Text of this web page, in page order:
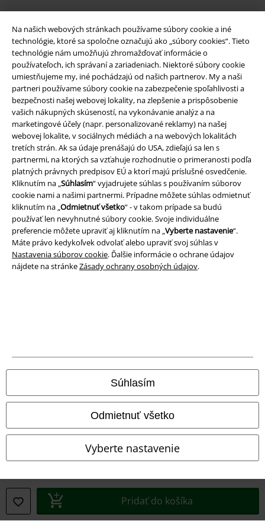
Na našich webových stránkach používame súbory cookie a iné
technológie, ktoré sa spoločne označujú ako „súbory cookies“. Tieto
technológie nám umožňujú zhromažďovať informácie o
používateľoch, ich správaní a zariadeniach. Niektoré súbory cookie
umiestňujeme my, iné pochádzajú od našich partnerov. My a naši
partneri používame súbory cookie na zabezpečenie spoľahlivosti a
bezpečnosti našej webovej lokality, na zlepšenie a prispôsobenie
vašich nákupných skúseností, na vykonávanie analýz a na
marketingové účely (napr. personalizované reklamy) na našej
webovej lokalite, v sociálnych médiách a na webových lokalitách
tretích strán. Ak sa údaje prenášajú do USA, zdieľajú sa len s
partnermi, na ktorých sa vzťahuje rozhodnutie o primeranosti podľa
platných právnych predpisov EÚ a ktorí majú príslušné osvedčenie.
Kliknutím na „Súhlasím“ vyjadrujete súhlas s používaním súborov
cookie nami a našimi partnermi. Prípadne môžete súhlas odmietnuť
kliknutím na „Odmietnuť všetko“ - v takom prípade sa budú
používať len nevyhnutné súbory cookie. Svoje individuálne
preferencie môžete upraviť aj kliknutím na „Vyberte nastavenie“.
Máte právo kedykoľvek odvolať alebo upraviť svoj súhlas v
Nastavenia súborov cookie. Ďalšie informácie o ochrane údajov
nájdete na stránkeZásady ochrany osobných údajov.
Súhlasím
Odmietnuť všetko
Vyberte nastavenie
Pridať do košíka
Nová aplikácia EMP
Stiahnite si novú EMP aplikáciu zdarma a využite všetky nové
funkcie a výhody!
A Warner Music Group Company
Ochrana osobných údajov
Likvidácia odpadu a ochrana životného prostredia
Informácie o prístupnosti
Odstúpenie od zmluvy